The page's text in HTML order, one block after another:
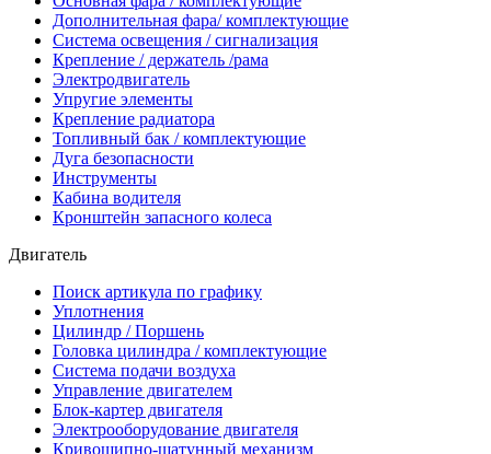
Дополнительная фара/ комплектующие
Система освещения / сигнализация
Крепление / держатель /рама
Электродвигатель
Упругие элементы
Крепление радиатора
Топливный бак / комплектующие
Дуга безопасности
Инструменты
Кабина водителя
Кронштейн запасного колеса
Двигатель
Поиск артикула по графику
Уплотнения
Цилиндр / Поршень
Головка цилиндра / комплектующие
Система подачи воздуха
Управление двигателем
Блок-картер двигателя
Электрооборудование двигателя
Кривошипно-шатунный механизм